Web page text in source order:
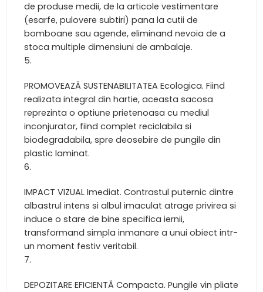
de produse medii, de la articole vestimentare
(esarfe, pulovere subtiri) pana la cutii de
bomboane sau agende, eliminand nevoia de a
stoca multiple dimensiuni de ambalaje.
PROMOVEAZĂ SUSTENABILITATEA Ecologica. Fiind
realizata integral din hartie, aceasta sacosa
reprezinta o optiune prietenoasa cu mediul
inconjurator, fiind complet reciclabila si
biodegradabila, spre deosebire de pungile din
plastic laminat.
IMPACT VIZUAL Imediat. Contrastul puternic dintre
albastrul intens si albul imaculat atrage privirea si
induce o stare de bine specifica iernii,
transformand simpla inmanare a unui obiect intr-
un moment festiv veritabil.
DEPOZITARE EFICIENTĂ Compacta. Pungile vin pliate